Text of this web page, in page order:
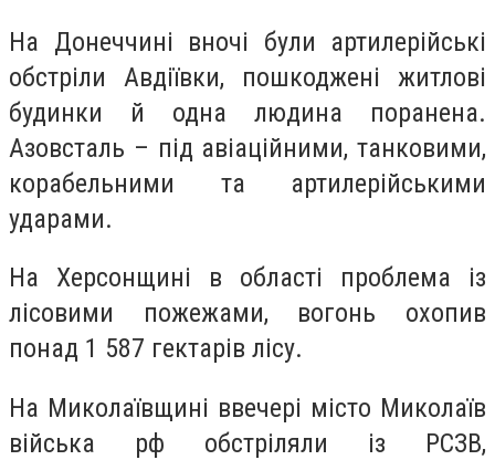
На Донеччині вночі були артилерійські
обстріли Авдіївки, пошкоджені житлові
будинки й одна людина поранена.
Азовсталь – під авіаційними, танковими,
корабельними та артилерійськими
ударами.
На Херсонщині в області проблема із
лісовими пожежами, вогонь охопив
понад 1 587 гектарів лісу.
На Миколаївщині ввечері місто Миколаїв
війська рф обстріляли із РСЗВ,